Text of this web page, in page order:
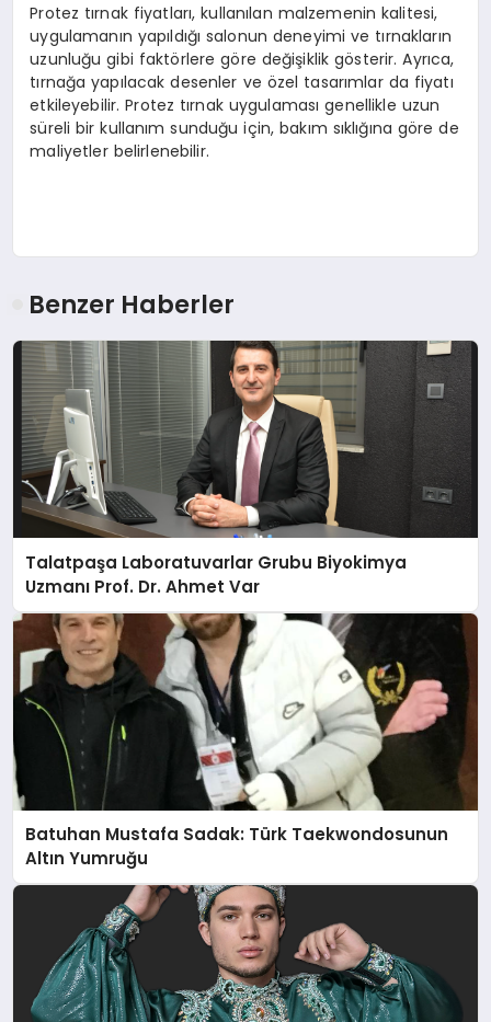
Protez tırnak fiyatları, kullanılan malzemenin kalitesi,
uygulamanın yapıldığı salonun deneyimi ve tırnakların
uzunluğu gibi faktörlere göre değişiklik gösterir. Ayrıca,
tırnağa yapılacak desenler ve özel tasarımlar da fiyatı
etkileyebilir. Protez tırnak uygulaması genellikle uzun
süreli bir kullanım sunduğu için, bakım sıklığına göre de
maliyetler belirlenebilir.
Benzer Haberler
Talatpaşa Laboratuvarlar Grubu Biyokimya
Uzmanı Prof. Dr. Ahmet Var
Batuhan Mustafa Sadak: Türk Taekwondosunun
Altın Yumruğu